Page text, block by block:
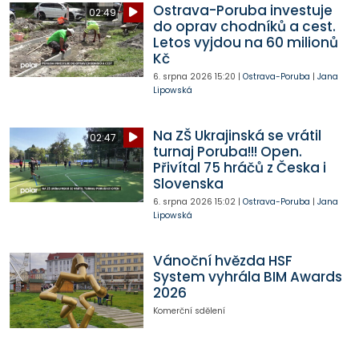
02:49
Ostrava-Poruba investuje
do oprav chodníků a cest.
Letos vyjdou na 60 milionů
Kč
6. srpna 2026 15:20 | Ostrava-Poruba | Jana
Lipowská
02:47
Na ZŠ Ukrajinská se vrátil
turnaj Poruba!!! Open.
Přivítal 75 hráčů z Česka i
Slovenska
6. srpna 2026 15:02| Ostrava-Poruba | Jana
Lipowská
Vánoční hvězda HSF
System vyhrála BIM Awards
2026
Komerční sdělení